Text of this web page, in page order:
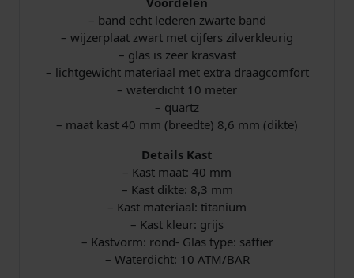
a
l
– band echt lederen zwarte band
– wijzerplaat zwart met cijfers zilverkleurig
– glas is zeer krasvast
– lichtgewicht materiaal met extra draagcomfort
– waterdicht 10 meter
– quartz
– maat kast 40 mm (breedte) 8,6 mm (dikte)
Details Kast
– Kast maat: 40 mm
– Kast dikte: 8,3 mm
– Kast materiaal: titanium
– Kast kleur: grijs
– Kastvorm: rond- Glas type: saffier
– Waterdicht: 10 ATM/BAR